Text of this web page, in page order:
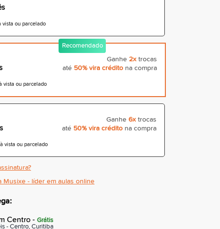
vista ou parcelado
Recomendado
Ganhe 2x trocas
até 50% vira crédito na compra
vista ou parcelado
Ganhe 6x trocas
até 50% vira crédito na compra
vista ou parcelado
Musixe - líder em aulas online
Centro - Grátis
- Centro, Curitiba